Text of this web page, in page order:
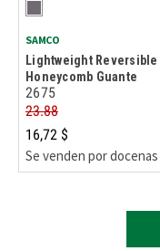
SAMCO
Lightweight Reversible
Honeycomb Guante
2675
23.88
16,72 $
Se venden por docenas